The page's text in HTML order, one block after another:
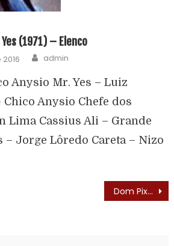
(1971) – Elenco
admin
Anysio Mr. Yes – Luiz
Anysio Chefe dos
Lima Cassius Ali – Grande
– Jorge Lôredo Careta – Nizo
Dom Pixote (Huckleberry Hound -1958) – Elenco